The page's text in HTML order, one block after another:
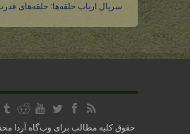
سریال ارباب حلقه‌ها: حلقه‌های
حقوق کلیه مطالب برای وب‌گاه آردا